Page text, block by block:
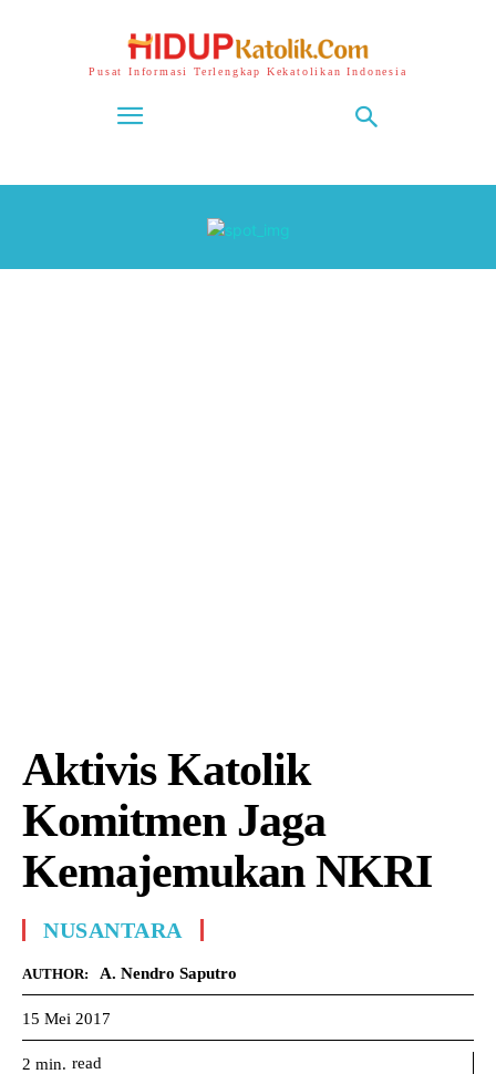
Pusat Informasi Terlengkap Kekatolikan Indonesia
Aktivis Katolik
Komitmen Jaga
Kemajemukan NKRI
NUSANTARA
AUTHOR: A. Nendro Saputro
15 Mei 2017
2 min. read